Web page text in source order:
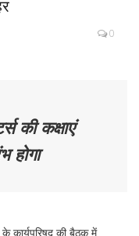
0
की कक्षाएं
होगा
कार्यपरिषद की बैठक में